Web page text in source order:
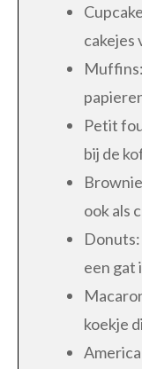
cakejes
Petit
bij de
ook als
een gat
koekje